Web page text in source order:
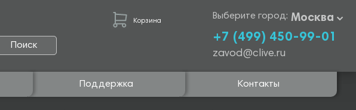
Поиск
Корзина Выберите город: Москва
+7 (499) 450-99-01
zavod@clive.ru
Поддержка Контакты